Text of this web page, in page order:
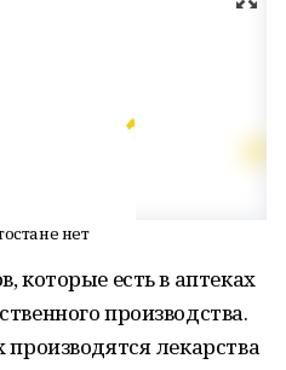
нет
которые есть в аптеках
производства.
лекарства